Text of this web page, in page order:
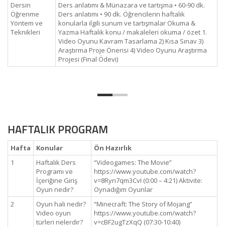
Dersin
Öğrenme
Yöntem ve
Teknikleri
Ders anlatımı & Münazara ve tartışma • 60-90 dk.
Ders anlatımı • 90 dk. Öğrencilerin haftalık
konularla ilgili sunum ve tartışmalar Okuma &
Yazma Haftalık konu / makaleleri okuma / özet 1.
Video Oyunu Kavram Tasarlama 2) Kısa Sınav 3)
Araştırma Proje Önerisi 4) Video Oyunu Araştırma
Projesi (Final Ödevi)
HAFTALIK PROGRAM
Hafta Konular
Ön Hazırlık
1
Haftalık Ders
Programı ve
İçeriğine Giriş
Oyun nedir?
“Videogames: The Movie”
https://www.youtube.com/watch?
v=8Ryn7qm3CvI (0:00 – 4:21) Aktivite:
Oynadığım Oyunlar
2
Oyun hali nedir?
Video oyun
türleri nelerdir?
“Minecraft: The Story of Mojang”
https://www.youtube.com/watch?
v=cBF2ugTzXqQ (07:30-10:40)